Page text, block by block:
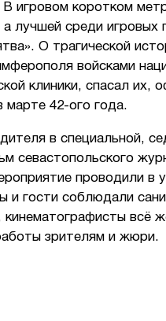
игровом коротком
а лучшей среди
О трагической
войсками
клиники, спасал
марте 42-ого года.
в специальной,
севастопольского
проводили в
и гости соблюдали
кинематографисты всё
зрителям и жюри.